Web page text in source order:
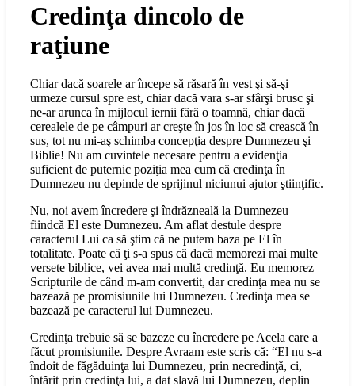
Credinţa dincolo de
raţiune
Chiar dacă soarele ar începe să răsară în vest şi să-şi
urmeze cursul spre est, chiar dacă vara s-ar sfârşi brusc şi
ne-ar arunca în mijlocul iernii fără o toamnă, chiar dacă
cerealele de pe câmpuri ar creşte în jos în loc să crească în
sus, tot nu mi-aş schimba concepţia despre Dumnezeu şi
Biblie! Nu am cuvintele necesare pentru a evidenţia
suficient de puternic poziţia mea cum că credinţa în
Dumnezeu nu depinde de sprijinul niciunui ajutor ştiinţific.
Nu, noi avem încredere şi îndrăzneală la Dumnezeu
fiindcă El este Dumnezeu. Am aflat destule despre
caracterul Lui ca să ştim că ne putem baza pe El în
totalitate. Poate că ţi s-a spus că dacă memorezi mai multe
versete biblice, vei avea mai multă credinţă. Eu memorez
Scripturile de când m-am convertit, dar credinţa mea nu se
bazează pe promisiunile lui Dumnezeu. Credinţa mea se
bazează pe caracterul lui Dumnezeu.
Credinţa trebuie să se bazeze cu încredere pe Acela care a
făcut promisiunile. Despre Avraam este scris că: “El nu s-a
îndoit de făgăduinţa lui Dumnezeu, prin necredinţă, ci,
întărit prin credinţa lui, a dat slavă lui Dumnezeu, deplin